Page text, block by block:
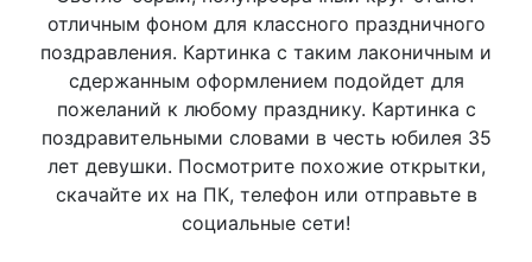
отличным фоном для классного праздничного
поздравления. Картинка с таким лаконичным и
сдержанным оформлением подойдет для
пожеланий к любому празднику. Картинка с
поздравительными словами в честь юбилея 35
лет девушки. Посмотрите похожие открытки,
скачайте их на ПК, телефон или отправьте в
социальные сети!